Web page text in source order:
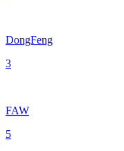
DongFeng
3
FAW
5